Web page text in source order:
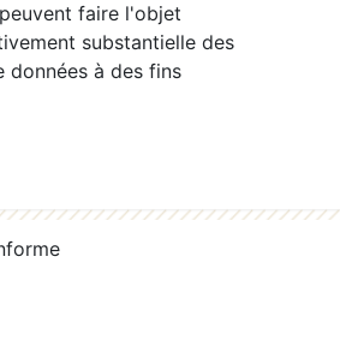
faire l'objet
substantielle des
données à des fins